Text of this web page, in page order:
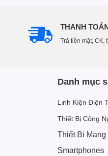
THANH
Trả tiền mặt, CK,
Danh mục
Linh Kiện Điện
Thiết Bị Công
Thiết Bị Mạng
Smartphones